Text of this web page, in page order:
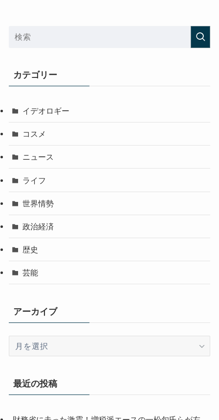
カテゴリー
イデオロギー
コスメ
ニュース
ライフ
世界情勢
政治経済
歴史
芸能
アーカイブ
イ
最近の投稿